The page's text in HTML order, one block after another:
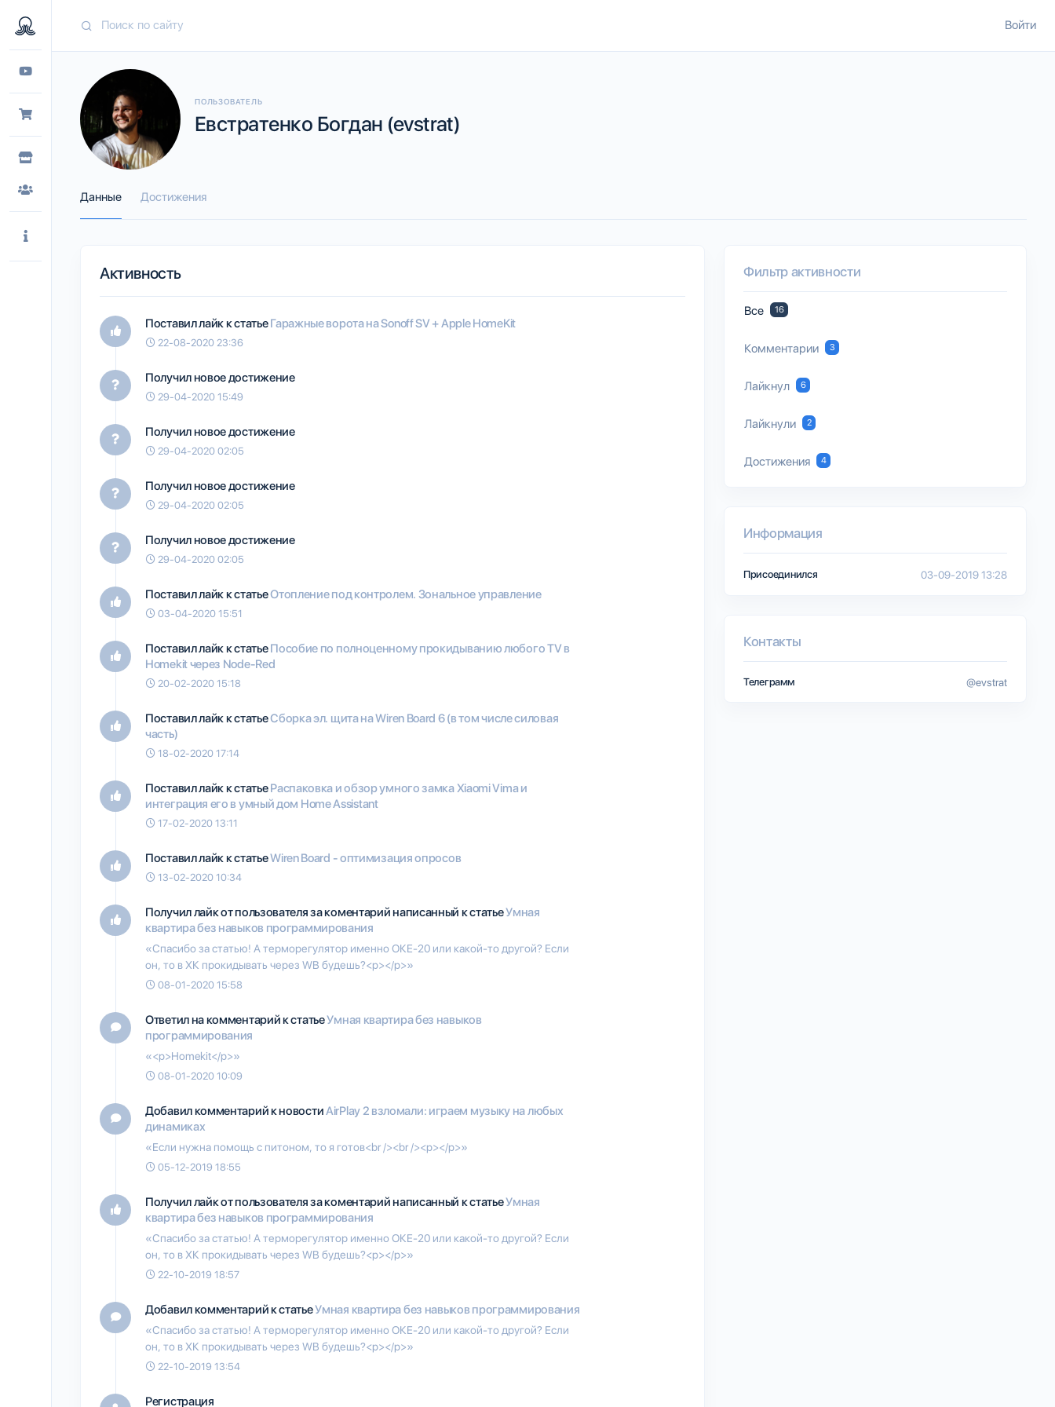
Войти
ПОЛЬЗОВАТЕЛЬ
Евстратенко Богдан (evstrat)
Данные Достижения
Активность
Поставил лайк к статьеГаражные ворота на Sonoff SV + Apple HomeKit
22-08-2020 23:36
Получил новое достижение
29-04-2020 15:49
Получил новое достижение
29-04-2020 02:05
Получил новое достижение
29-04-2020 02:05
Получил новое достижение
29-04-2020 02:05
Поставил лайк к статьеОтопление под контролем. Зональное управление
03-04-2020 15:51
Поставил лайк к статьеПособие по полноценному прокидыванию любого TV в
Homekit через Node-Red
20-02-2020 15:18
Поставил лайк к статьеСборка эл. щита на Wiren Board 6 (в том числе силовая
часть)
18-02-2020 17:14
Поставил лайк к статьеРаспаковка и обзор умного замка Xiaomi Vima и
интеграция его в умный дом Home Assistant
17-02-2020 13:11
Поставил лайк к статьеWiren Board - оптимизация опросов
13-02-2020 10:34
Получил лайк от пользователяза коментарий написанный к статьеУмная
квартира без навыков программирования
«Спасибо за статью! А терморегулятор именно ОКЕ-20 или какой-то другой? Если
он, то в ХК прокидывать через WB будешь?<p></p>»
08-01-2020 15:58
Ответил на комментарий к статьеУмная квартира без навыков
программирования
«<p>Homekit</p>»
08-01-2020 10:09
Добавил комментарий к новостиAirPlay 2 взломали: играем музыку на любых
динамиках
«Если нужна помощь с питоном, то я готов<br /><br /><p></p>»
05-12-2019 18:55
Получил лайк от пользователяза коментарий написанный к статьеУмная
квартира без навыков программирования
«Спасибо за статью! А терморегулятор именно ОКЕ-20 или какой-то другой? Если
он, то в ХК прокидывать через WB будешь?<p></p>»
22-10-2019 18:57
Добавил комментарий к статьеУмная квартира без навыков программирования
«Спасибо за статью! А терморегулятор именно ОКЕ-20 или какой-то другой? Если
он, то в ХК прокидывать через WB будешь?<p></p>»
22-10-2019 13:54
Регистрация
Фильтр активности
Все 16
Комментарии 3
Лайкнул 6
Лайкнули 2
Достижения 4
Информация
Присоединился 03-09-2019 13:28
Контакты
Телеграмм @evstrat